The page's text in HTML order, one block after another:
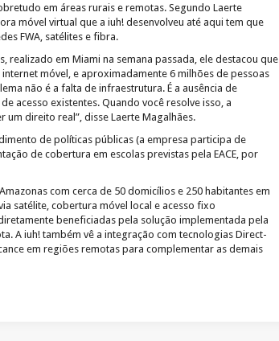
em áreas rurais e remotas. Segundo Laerte
móvel virtual que a iuh! desenvolveu até aqui tem que
FWA, satélites e fibra.
realizado em Miami na semana passada, ele destacou que
móvel, e aproximadamente 6 milhões de pessoas
não é a falta de infraestrutura. É a ausência de
acesso existentes. Quando você resolve isso, a
um direito real”, disse Laerte Magalhães.
de políticas públicas (a empresa participa de
de cobertura em escolas previstas pela EACE, por
com cerca de 50 domicílios e 250 habitantes em
satélite, cobertura móvel local e acesso fixo
beneficiadas pela solução implementada pela
A iuh! também vê a integração com tecnologias Direct-
em regiões remotas para complementar as demais